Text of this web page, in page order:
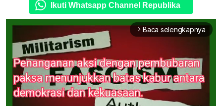
Ikuti Whatsapp Channel Republika
arrow_forward_ios Baca selengkapnya